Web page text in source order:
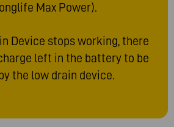
Max Power).
Device stops working, there
left in the battery to be
the low drain device.